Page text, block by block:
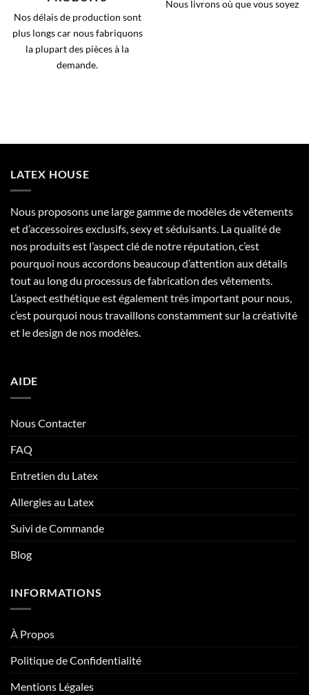
Nos délais de production sont
plus longs car nous fabriquons
la plupart des pièces à la
demande.
Nous livrons où que vous soyez
LATEX HOUSE
Nous proposons une large gamme de modèles de vêtements
et d’accessoires exclusifs, sexy et séduisants. La qualité de
nos produits est l’aspect clé de notre réputation, c’est
pourquoi nous accordons beaucoup d’attention aux détails
tout au long du processus de fabrication des vêtements.
L’aspect esthétique est également très important pour nous,
c’est pourquoi nous travaillons constamment sur la créativité
et le design de nos modèles.
AIDE
Nous Contacter
FAQ
Entretien du Latex
Allergies au Latex
Suivi de Commande
Blog
INFORMATIONS
À Propos
Politique de Confidentialité
Mentions Légales